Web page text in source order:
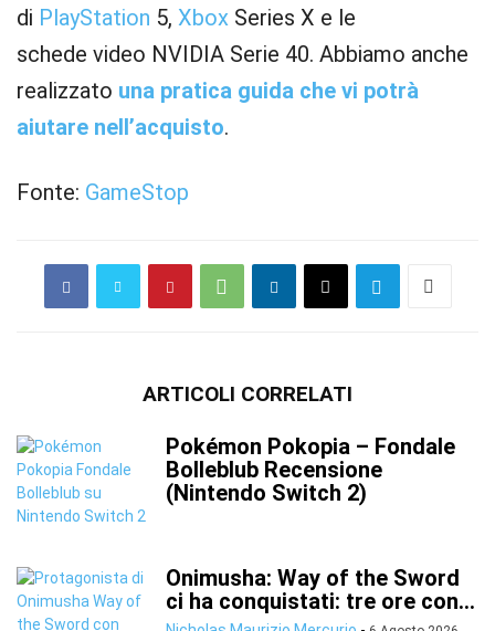
di PlayStation 5, Xbox Series X e le
schede video NVIDIA Serie 40. Abbiamo anche
realizzato una pratica guida che vi potrà
aiutare nell’acquisto.
Fonte: GameStop
ARTICOLI CORRELATI
Pokémon Pokopia – Fondale
Bolleblub Recensione
(Nintendo Switch 2)
Onimusha: Way of the Sword
ci ha conquistati: tre ore con...